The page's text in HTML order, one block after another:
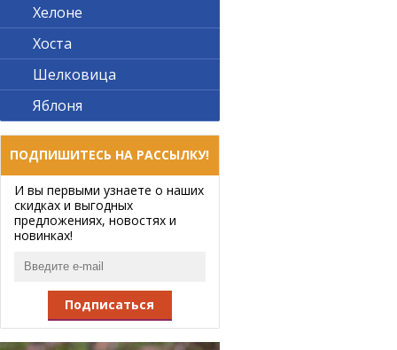
Хелоне
Хоста
Шелковица
Яблоня
ПОДПИШИТЕСЬ НА РАССЫЛКУ!
И вы первыми узнаете о наших
скидках и выгодных
предложениях, новостях и
новинках!
Подписаться